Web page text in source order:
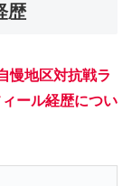
歴
慢地区対抗戦ラ
ール経歴につい